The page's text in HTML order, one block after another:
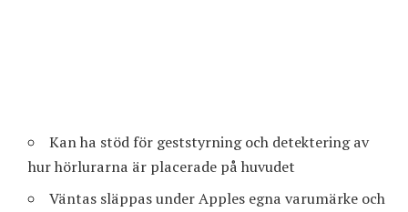
Kan ha stöd för geststyrning och detektering av
hur hörlurarna är placerade på huvudet
Väntas släppas under Apples egna varumärke och